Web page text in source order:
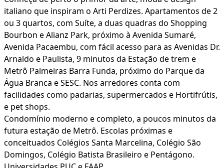
italiano que inspiram o Arti Perdizes. Apartamentos de 2
ou 3 quartos, com Suíte, a duas quadras do Shopping
Bourbon e Alianz Park, próximo à Avenida Sumaré,
Avenida Pacaembu, com fácil acesso para as Avenidas Dr.
Arnaldo e Paulista, 9 minutos da Estação de trem e
Metrô Palmeiras Barra Funda, próximo do Parque da
Água Branca e SESC. Nos arredores conta com
facilidades como padarias, supermercados e Hortifrútis,
e pet shops.
Condomínio moderno e completo, a poucos minutos da
futura estação de Metrô. Escolas próximas e
conceituados Colégios Santa Marcelina, Colégio São
Domingos, Colégio Batista Brasileiro e Pentágono.